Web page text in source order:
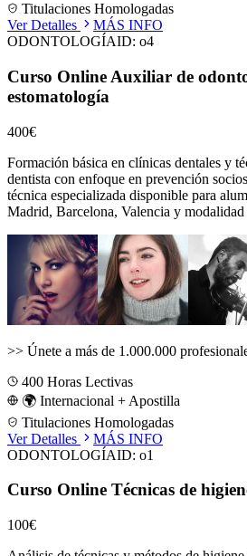
Titulaciones Homologadas
Ver Detalles
MÁS INFO
ODONTOLOGÍAID: o4
Curso Online Auxiliar de
estomatología
400€
Formación básica en clínicas dentales y
dentista con enfoque en prevención
técnica especializada disponible para
Madrid, Barcelona, Valencia y
>> Únete a más de 1.000.000
400 Horas Lectivas
🌍 Internacional + Apostilla
Titulaciones Homologadas
Ver Detalles
MÁS INFO
ODONTOLOGÍAID: o1
Curso Online Técnicas de
100€